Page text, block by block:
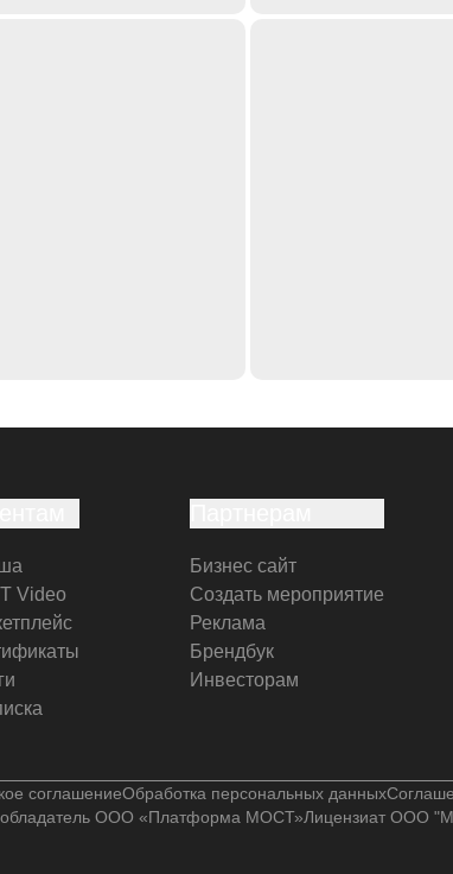
Video
Бизнес сайт
Создать мероприятие
Реклама
Брендбук
Инвесторам
соглашениеОбработка персональных данных
ООО «Платформа МОСТ»Лицензиат ООО